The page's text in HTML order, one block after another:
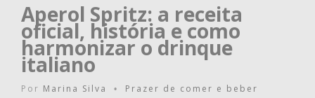
Aperol Spritz: a receita
oficial, história e como
harmonizar o drinque
italiano
Por Marina Silva • Prazer de comer e beber